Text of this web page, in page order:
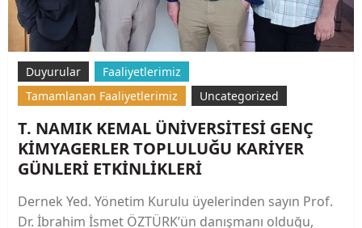
Duyurular
Faaliyetlerimiz
Tamamlanan Faaliyetlerimiz
Uncategorized
T. NAMIK KEMAL ÜNİVERSİTESİ GENÇ
KİMYAGERLER TOPLULUĞU KARİYER
GÜNLERİ ETKİNLİKLERİ
Dernek Yed. Yönetim Kurulu üyelerinden sayın Prof.
Dr. İbrahim İsmet ÖZTÜRK’ün danışmanı olduğu,